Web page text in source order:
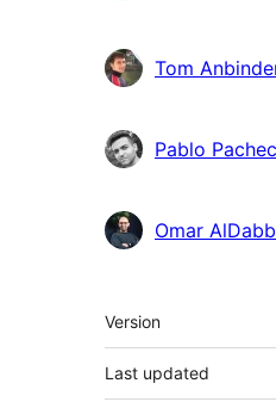
Tom
Pablo
Omar
Meta
Version
Last updated